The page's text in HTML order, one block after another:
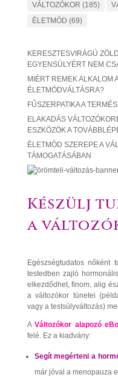
VÁLTOZÓKOR (185)
ÉLETMÓD (69)
KERESZTESVIRÁGÚ
EGYENSÚLYÉRT NEM
MIÉRT REMEK ALKALOM
ÉLETMÓDVÁLTÁSRA?
FŰSZERPATIKA A
ELAKADÁS
ESZKÖZÖK A
ÉLETMÓD SZEREPE A
TÁMOGATÁSÁBAN
Készülj
a
Egészségtudatos
testedben zajló
elkezdődhet, finom, alig
a változókor tünetei
vagy a testsúlyváltozás)
AVáltozókor alapozó
felé. Ez a kiadvány:
Segít megérteni a
már jóval a menopauza